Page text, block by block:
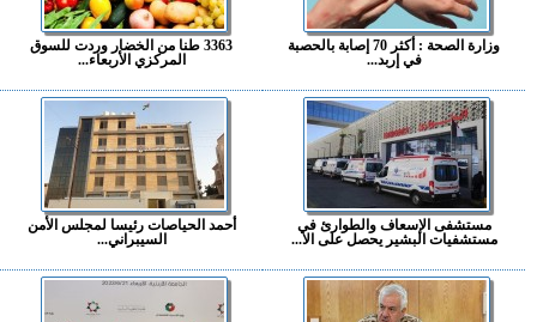
وزارة الصحة : أكثر 70 إصابة بالحصبة
في إربد...
3363 طنا من الخضار وردت للسوق
المركزي الأربعاء...
مستشفى الإسعاف والطوارئ في
مستشفيات البشير يحصل على الا...
أحمد الحياصات رئيسا لمجلس الأمن
السيبراني...